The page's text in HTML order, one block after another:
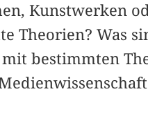
Kunstwerken
Theorien? Was
bestimmten